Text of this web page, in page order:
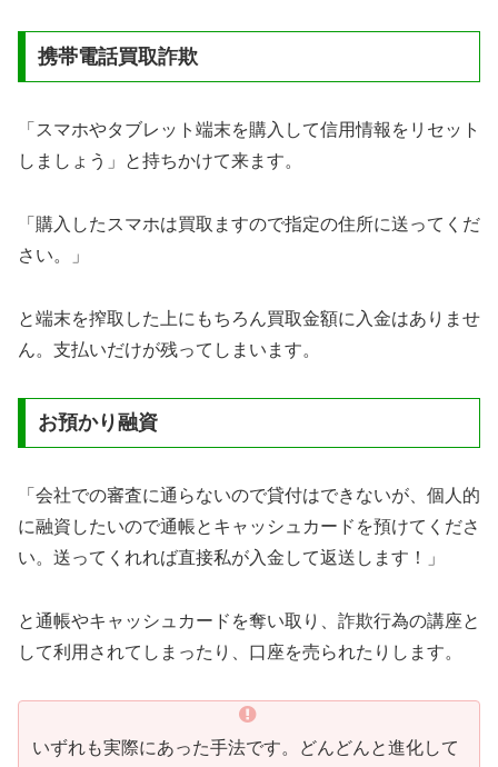
携帯電話買取詐欺
「スマホやタブレット端末を購入して信用情報をリセット
しましょう」と持ちかけて来ます。
「購入したスマホは買取ますので指定の住所に送ってくだ
さい。」
と端末を搾取した上にもちろん買取金額に入金はありませ
ん。支払いだけが残ってしまいます。
お預かり融資
「会社での審査に通らないので貸付はできないが、個人的
に融資したいので通帳とキャッシュカードを預けてくださ
い。送ってくれれば直接私が入金して返送します！」
と通帳やキャッシュカードを奪い取り、詐欺行為の講座と
して利用されてしまったり、口座を売られたりします。
いずれも実際にあった手法です。どんどんと進化して